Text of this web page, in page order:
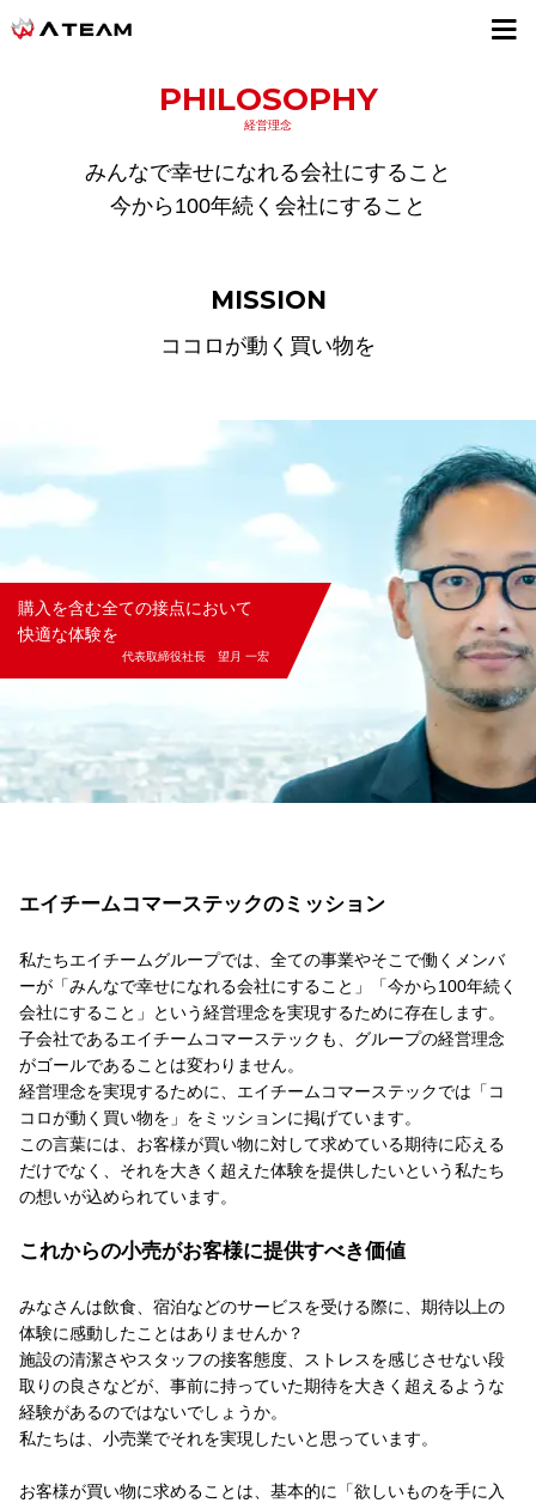
採用情報
PHILOSOPHY
経営理念
みんなで幸せになれる会社にすること
今から100年続く会社にすること
MISSION
ココロが動く買い物を
購入を含む全ての接点において
快適な体験を
代表取締役社長 望月 一宏
エイチームコマーステックのミッション
私たちエイチームグループでは、全ての事業やそこで働くメンバ
ーが「みんなで幸せになれる会社にすること」「今から100年続く
会社にすること」という経営理念を実現するために存在します。
子会社であるエイチームコマーステックも、グループの経営理念
がゴールであることは変わりません。
経営理念を実現するために、エイチームコマーステックでは「コ
コロが動く買い物を」をミッションに掲げています。
この言葉には、お客様が買い物に対して求めている期待に応える
だけでなく、それを大きく超えた体験を提供したいという私たち
の想いが込められています。
これからの小売がお客様に提供すべき価値
みなさんは飲食、宿泊などのサービスを受ける際に、期待以上の
体験に感動したことはありませんか？
施設の清潔さやスタッフの接客態度、ストレスを感じさせない段
取りの良さなどが、事前に持っていた期待を大きく超えるような
経験があるのではないでしょうか。
私たちは、小売業でそれを実現したいと思っています。
お客様が買い物に求めることは、基本的に「欲しいものを手に入